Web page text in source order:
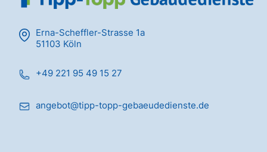
Erna-Scheffler-Strasse 1a
51103 Köln
+49 221 95 49 15 27
angebot@tipp-topp-gebaeudedienste.de